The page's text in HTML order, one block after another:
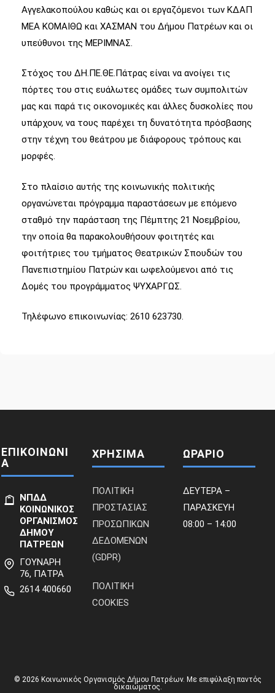
Αγγελακοπούλου καθώς και οι εργαζόμενοι των ΚΔΑΠ
ΜΕΑ ΚΟΜΑΙΘΩ και ΧΑΣΜΑΝ του Δήμου Πατρέων και οι
υπεύθυνοι της ΜΕΡΙΜΝΑΣ.
Στόχος του ΔΗ.ΠΕ.ΘΕ.Πάτρας είναι να ανοίγει τις
πόρτες του στις ευάλωτες ομάδες των συμπολιτών
μας και παρά τις οικονομικές και άλλες δυσκολίες που
υπάρχουν, να τους παρέχει τη δυνατότητα πρόσβασης
στην τέχνη του θεάτρου με διάφορους τρόπους και
μορφές.
Στο πλαίσιο αυτής της κοινωνικής πολιτικής
οργανώνεται πρόγραμμα παραστάσεων με επόμενο
σταθμό την παράσταση της Πέμπτης 21 Νοεμβρίου,
την οποία θα παρακολουθήσουν φοιτητές και
φοιτήτριες του τμήματος Θεατρικών Σπουδών του
Πανεπιστημίου Πατρών και ωφελούμενοι από τις
Δομές του προγράμματος ΨΥΧΑΡΓΩΣ.
Τηλέφωνο επικοινωνίας: 2610 623730.
ΕΠΙΚΟΙΝΩΝΙ
Α
ΝΠΔΔ
ΚΟΙΝΩΝΙΚΟΣ
ΟΡΓΑΝΙΣΜΟΣ
ΔΗΜΟΥ
ΠΑΤΡΕΩΝ
ΓΟΥΝΑΡΗ
76, ΠΑΤΡΑ
2614 400660
ΧΡΗΣΙΜΑ
ΠΟΛΙΤΙΚΗ
ΠΡΟΣΤΑΣΙΑΣ
ΠΡΟΣΩΠΙΚΩΝ
ΔΕΔΟΜΕΝΩΝ
(GDPR)
ΠΟΛΙΤΙΚΗ
COOKIES
ΩΡΑΡΙΟ
ΔΕΥΤΕΡΑ –
ΠΑΡΑΣΚΕΥΗ
08:00 – 14:00
© 2026 Κοινωνικός Οργανισμός Δήμου Πατρέων. Με επιφύλαξη παντός
δικαιώματος.